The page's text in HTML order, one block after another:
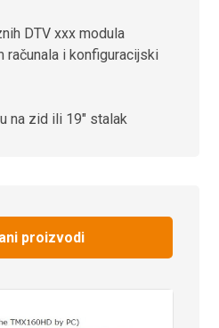
DTV xxx modula
računala i konfiguracijski
na zid ili 19″ stalak
proizvodi